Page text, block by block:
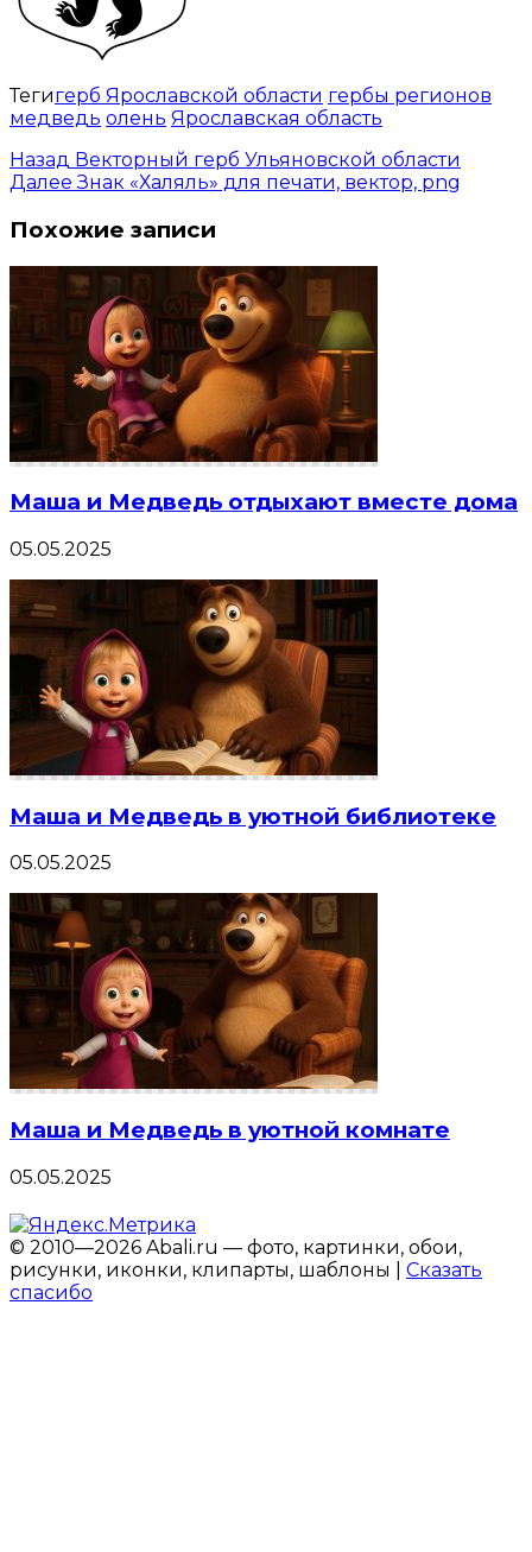
Тегигерб Ярославской области гербы регионов
медведь олень Ярославская область
Назад Векторный герб Ульяновской области
Далее Знак «Халяль» для печати, вектор, png
Похожие записи
Маша и Медведь отдыхают вместе дома
05.05.2025
Маша и Медведь в уютной библиотеке
05.05.2025
Маша и Медведь в уютной комнате
05.05.2025
© 2010—2026 Abali.ru — фото, картинки, обои,
рисунки, иконки, клипарты, шаблоны | Сказать
спасибо